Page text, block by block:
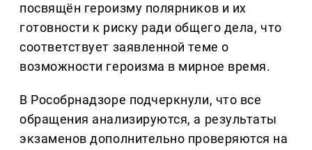
посвящён героизму полярников и их
готовности к риску ради общего дела, что
соответствует заявленной теме о
возможности героизма в мирное время.
В Рособрнадзоре подчеркнули, что все
обращения анализируются, а результаты
экзаменов дополнительно проверяются на